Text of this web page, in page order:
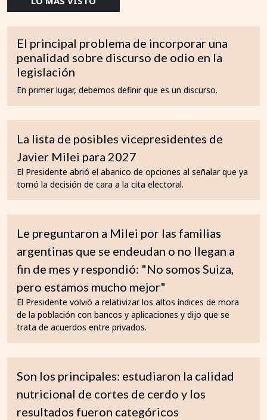
El principal problema de incorporar una
penalidad sobre discurso de odio en la
legislación
En primer lugar, debemos definir que es un discurso.
La lista de posibles vicepresidentes de
Javier Milei para 2027
El Presidente abrió el abanico de opciones al señalar que ya
tomó la decisión de cara a la cita electoral.
Le preguntaron a Milei por las familias
argentinas que se endeudan o no llegan a
fin de mes y respondió: "No somos Suiza,
pero estamos mucho mejor"
El Presidente volvió a relativizar los altos índices de mora
de la población con bancos y aplicaciones y dijo que se
trata de acuerdos entre privados.
Son los principales: estudiaron la calidad
nutricional de cortes de cerdo y los
resultados fueron categóricos